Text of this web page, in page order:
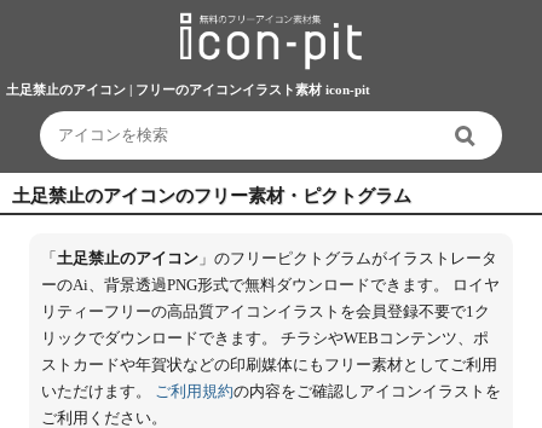
土足禁止のアイコン | フリーのアイコンイラスト素材 icon-pit
土足禁止のアイコンのフリー素材・ピクトグラム
「 土足禁止のアイコン」のフリーピクトグラムがイラストレータ
ーのAi、背景透過PNG形式で無料ダウンロードできます。 ロイヤ
リティーフリーの高品質アイコンイラストを会員登録不要で1ク
リックでダウンロードできます。 チラシやWEBコンテンツ、ポ
ストカードや年賀状などの印刷媒体にもフリー素材としてご利用
いただけます。 ご利用規約の内容をご確認しアイコンイラストを
ご利用ください。